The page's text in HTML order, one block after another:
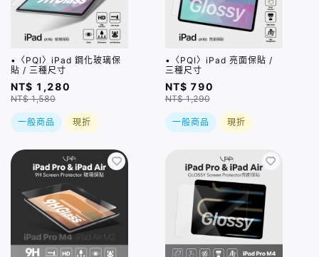
•〈PQI〉iPad 鋼化玻璃保
貼 / 三種尺寸
NT$ 1,280
NT$ 1,580
一般商品 現折
•〈PQI〉iPad 亮面保貼 /
三種尺寸
NT$ 790
NT$ 1,290
一般商品 現折